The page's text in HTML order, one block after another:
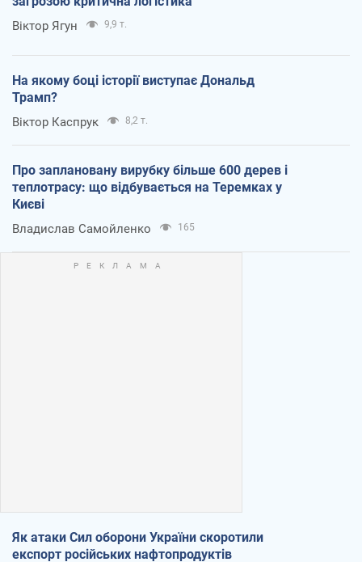
Віктор Ягун 9,9 т.
На якому боці історії виступає Дональд
Трамп?
Віктор Каспрук 8,2 т.
Про заплановану вирубку більше 600 дерев і
теплотрасу: що відбувається на Теремках у
Києві
Владислав Самойленко 165
Як атаки Сил оборони України скоротили
експорт російських нафтопродуктів